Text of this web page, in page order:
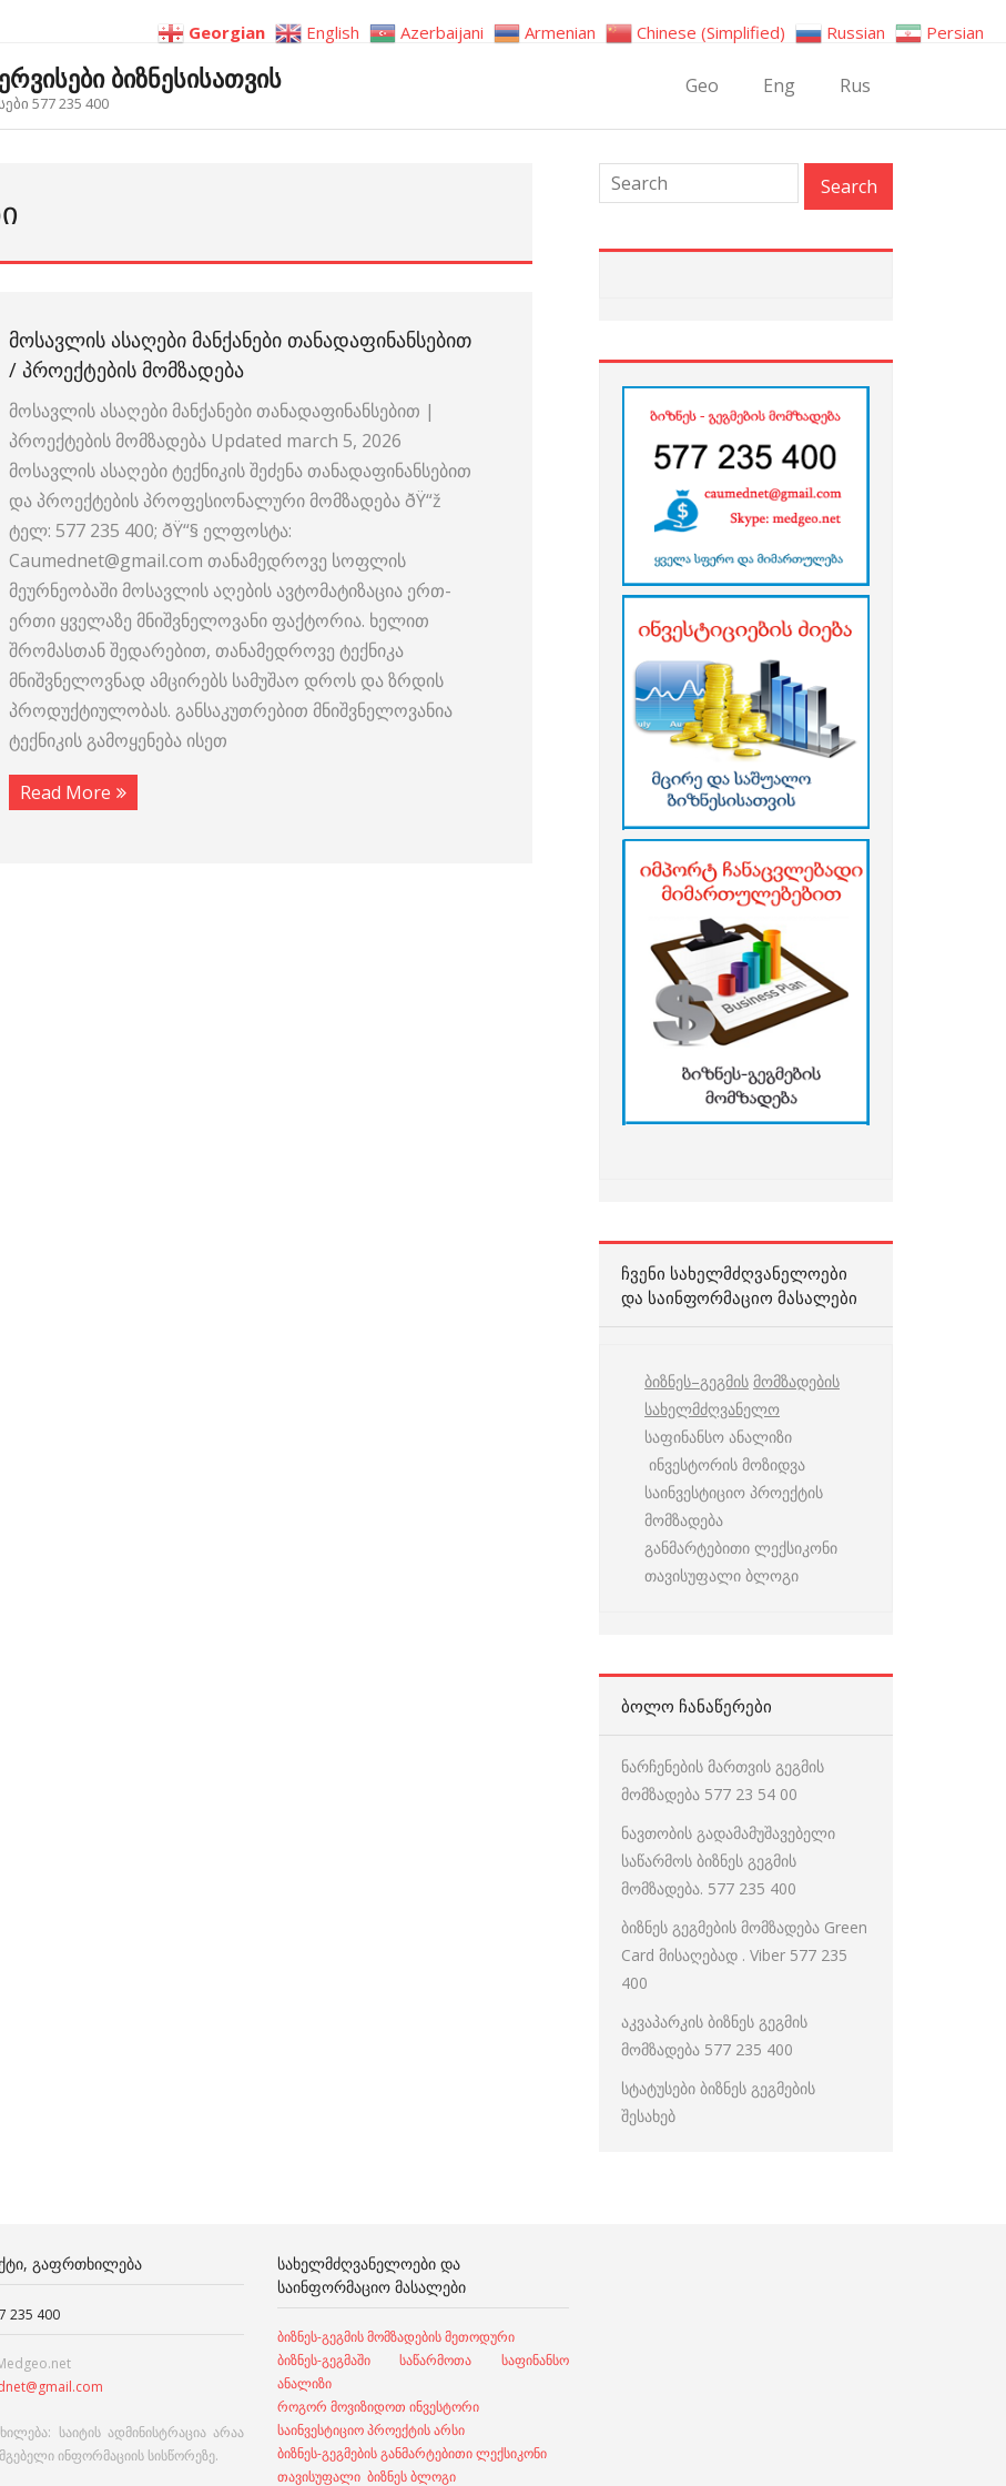
ბიზნესისათვის
577 235 400
Geo Eng Rus
ᲛᲝᲡᲐᲕᲚᲘᲡ ᲐᲡᲐᲦᲔᲑᲘ ᲛᲐᲜᲥᲐᲜᲔᲑᲘ ᲗᲐᲜᲐᲓᲐᲤᲘᲜᲐᲜᲡᲔᲑᲘᲗ
/ ᲞᲠᲝᲔᲥᲢᲔᲑᲘᲡ ᲛᲝᲛᲖᲐᲓᲔᲑᲐ
მოსავლის ასაღები მანქანები თანადაფინანსებით |
პროექტების მომზადება Updated march 5, 2026
მოსავლის ასაღები ტექნიკის შეძენა თანადაფინანსებით
და პროექტების პროფესიონალური მომზადება ðŸ“ž
ტელ: 577 235 400; ðŸ“§ ელფოსტა:
Caumednet@gmail.com თანამედროვე სოფლის
მეურნეობაში მოსავლის აღების ავტომატიზაცია ერთ-
ერთი ყველაზე მნიშვნელოვანი ფაქტორია. ხელით
შრომასთან შედარებით, თანამედროვე ტექნიკა
მნიშვნელოვნად ამცირებს სამუშაო დროს და ზრდის
პროდუქტიულობას. განსაკუთრებით მნიშვნელოვანია
ტექნიკის გამოყენება ისეთ
Read More
ᲩᲕᲔᲜᲘ ᲡᲐᲮᲔᲚᲛᲫᲦᲕᲐᲜᲔᲚᲝᲔᲑᲘ
ᲓᲐ ᲡᲐᲘᲜᲤᲝᲠᲛᲐᲪᲘᲝ ᲛᲐᲡᲐᲚᲔᲑᲘ
ბიზნეს–გეგმის მომზადების
სახელმძღვანელო
საფინანსო ანალიზი
ინვესტორის მოზიდვა
საინვესტიციო პროექტის
მომზადება
განმარტებითი ლექსიკონი
თავისუფალი ბლოგი
ᲑᲝᲚᲝ ᲩᲐᲜᲐᲬᲔᲠᲔᲑᲘ
ნარჩენების მართვის გეგმის
მომზადება 577 23 54 00
ნავთობის გადამამუშავებელი
საწარმოს ბიზნეს გეგმის
მომზადება. 577 235 400
ბიზნეს გეგმების მომზადება Green
Card მისაღებად . Viber 577 235
400
აკვაპარკის ბიზნეს გეგმის
მომზადება 577 235 400
სტატუსები ბიზნეს გეგმების
შესახებ
ᲒᲐᲤᲠᲗᲮᲘᲚᲔᲑᲐ
235 400
საიტის ადმინისტრაცია არაა
ინფორმაციის სისწორეზე.
ᲡᲐᲮᲔᲚᲛᲫᲦᲕᲐᲜᲔᲚᲝᲔᲑᲘ ᲓᲐ
ᲡᲐᲘᲜᲤᲝᲠᲛᲐᲪᲘᲝ ᲛᲐᲡᲐᲚᲔᲑᲘ
ბიზნეს-გეგმის მომზადების მეთოდური
ბიზნეს-გეგმაში საწარმოთა საფინანსო
ანალიზი
როგორ მოვიზიდოთ ინვესტორი
საინვესტიციო პროექტის არსი
ბიზნეს-გეგმების განმარტებითი ლექსიკონი
თავისუფალი ბიზნეს ბლოგი
Georgian English Azerbaijani Armenian Chinese (Simplified) Russian Persian